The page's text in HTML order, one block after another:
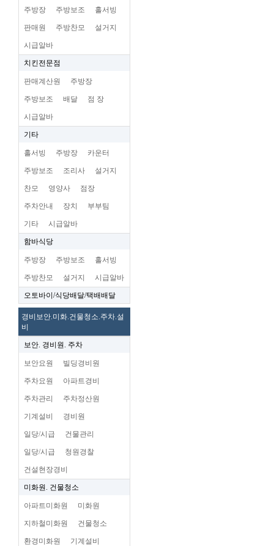
주방장 주방보조 홀서빙
판매원 주방찬모 설거지
시급알바
치킨전문점
판매계산원 주방장
주방보조 배달 점 장
시급알바
기타
홀서빙 주방장 카운터
주방보조 조리사 설거지
찬모 영양사 점장
주차안내 장치 부부팀
기타 시급알바
함바식당
주방장 주방보조 홀서빙
주방찬모 설거지 시급알바
오토바이/식당배달/택배배달
경비보안.미화.건물청소.주차.설
비
보안. 경비원. 주차
보안요원 빌딩경비원
주차요원 아파트경비
주차관리 주차정산원
기계설비 경비원
일당/시급 건물관리
일당/시급 청원경찰
건설현장경비
미화원. 건물청소
아파트미화원 미화원
지하철미화원 건물청소
환경미화원 기계설비